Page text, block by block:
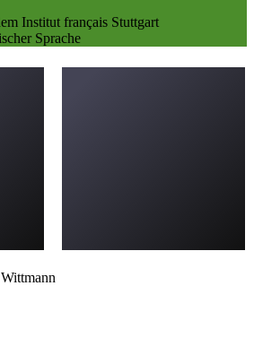
Institut français Stuttgart
Sprache